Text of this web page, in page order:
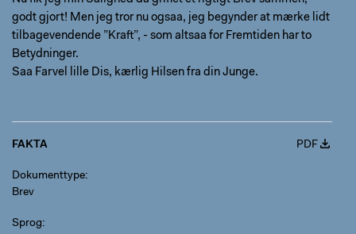
godt gjort! Men jeg tror nu ogsaa, jeg begynder at mærke lidt
tilbagevendende ”Kraft”, - som altsaa for Fremtiden har to
Betydninger.
Saa Farvel lille Dis, kærlig Hilsen fra din Junge.
FAKTA PDF
Dokumenttype
Brev
Sprog